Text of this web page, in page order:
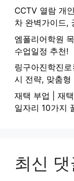
CCTV 열람 개
차 완벽가이드,
엠폴리어학원
수업일정 추천!
링구아진학진
시 전략, 맞춤형
재택 부업 | 재
일자리 10가지
최신 댓